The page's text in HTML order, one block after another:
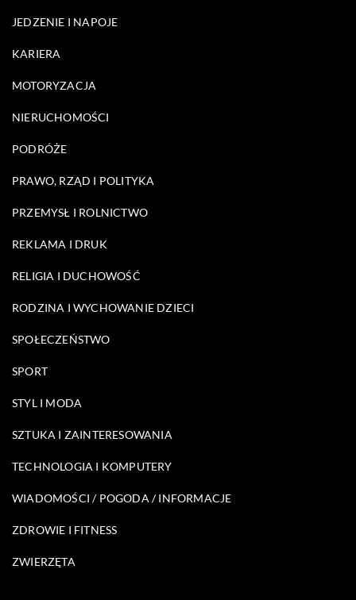
JEDZENIE I NAPOJE
KARIERA
MOTORYZACJA
NIERUCHOMOŚCI
PODRÓŻE
PRAWO, RZĄD I POLITYKA
PRZEMYSŁ I ROLNICTWO
REKLAMA I DRUK
RELIGIA I DUCHOWOŚĆ
RODZINA I WYCHOWANIE DZIECI
SPOŁECZEŃSTWO
SPORT
STYL I MODA
SZTUKA I ZAINTERESOWANIA
TECHNOLOGIA I KOMPUTERY
WIADOMOŚCI / POGODA / INFORMACJE
ZDROWIE I FITNESS
ZWIERZĘTA